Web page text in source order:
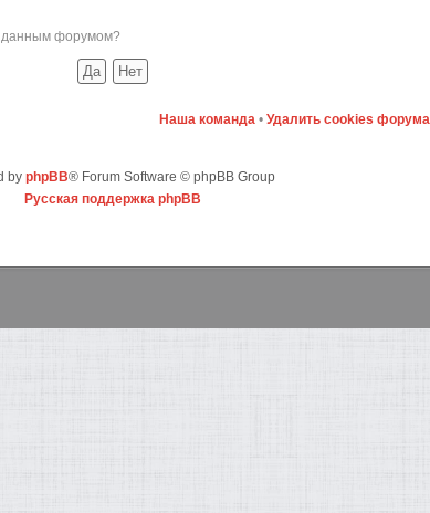
данным форумом?
Наша команда • Удалить cookies форума
by phpBB® Forum Software © phpBB Group
Русская поддержка phpBB